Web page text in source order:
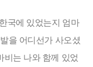
국에 있었는지 엄마
을 어디선가 사오셨
비는 나와 함께 있었